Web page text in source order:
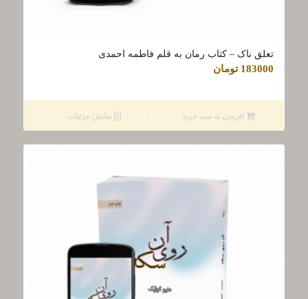
تعلق ناک – کتاب رمان به قلم فاطمه احمدی
183000 تومان
افزودن به سبد خرید نمایش جزئیات